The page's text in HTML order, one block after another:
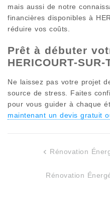
mais aussi de notre
financières disponibles à
réduire vos coûts.
Prêt à débuter
HERICOURT-SUR-
Ne laissez pas votre projet
source de stress. Faites
pour vous guider à chaque
maintenant un devis gratuit
Rénovation
Rénovation